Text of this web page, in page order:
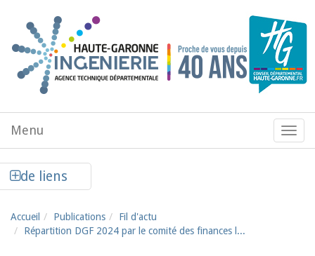
Menu
de
Menu
de liens
Accueil Publications
Fil d'actu
Répartition DGF 2024 par le comité des finances l...